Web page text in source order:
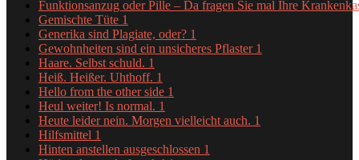
Funktionsanzug oder Pille – Da fragen Sie mal Ihre
Gemischte Tüte 1
Generika sind Plagiate, oder? 1
Gewohnheiten sind ein unsicheres Pflaster 1
Haare. Selbst schuld. 1
Heiß. Heißer. Uhthoff. 1
Hello from the other side 1
Heul weiter! Is normal. 1
Heute leider nein. Morgen vielleicht auch. 1
Hilfsmittel 1
Hinten anstellen ausgeschlossen 1